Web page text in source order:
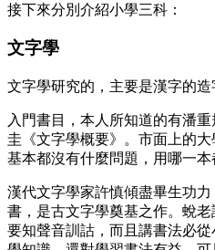
接下來分別介紹小學三科：
文字學
文字學研究的，主要是漢字的造
入門書目，本人所知道的有潘
圭《文字學概要》。市面上的大
基本都沒有什麼問題，用哪一本
漢代文字學家許慎傾盡畢生功
書，是古文字學奠基之作。蛻
要知聲音訓詁，而且講書法必